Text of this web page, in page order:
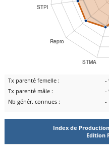
Tx parenté femelle : -
Tx parenté mâle :
-
Nb génér. connues :
-
Index de
Edition